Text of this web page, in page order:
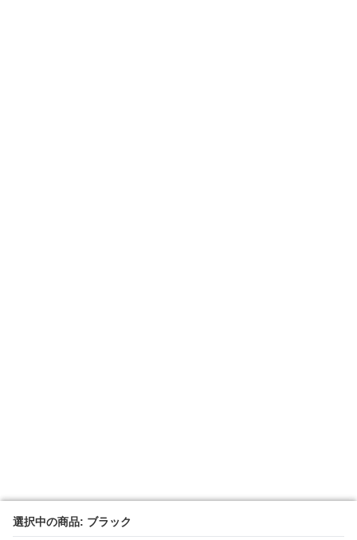
選択中の商品: ブラック
選択中の商品: ブラック